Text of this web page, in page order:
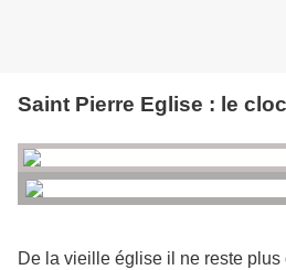
Saint Pierre Eglise : le
De la vieille église il ne reste